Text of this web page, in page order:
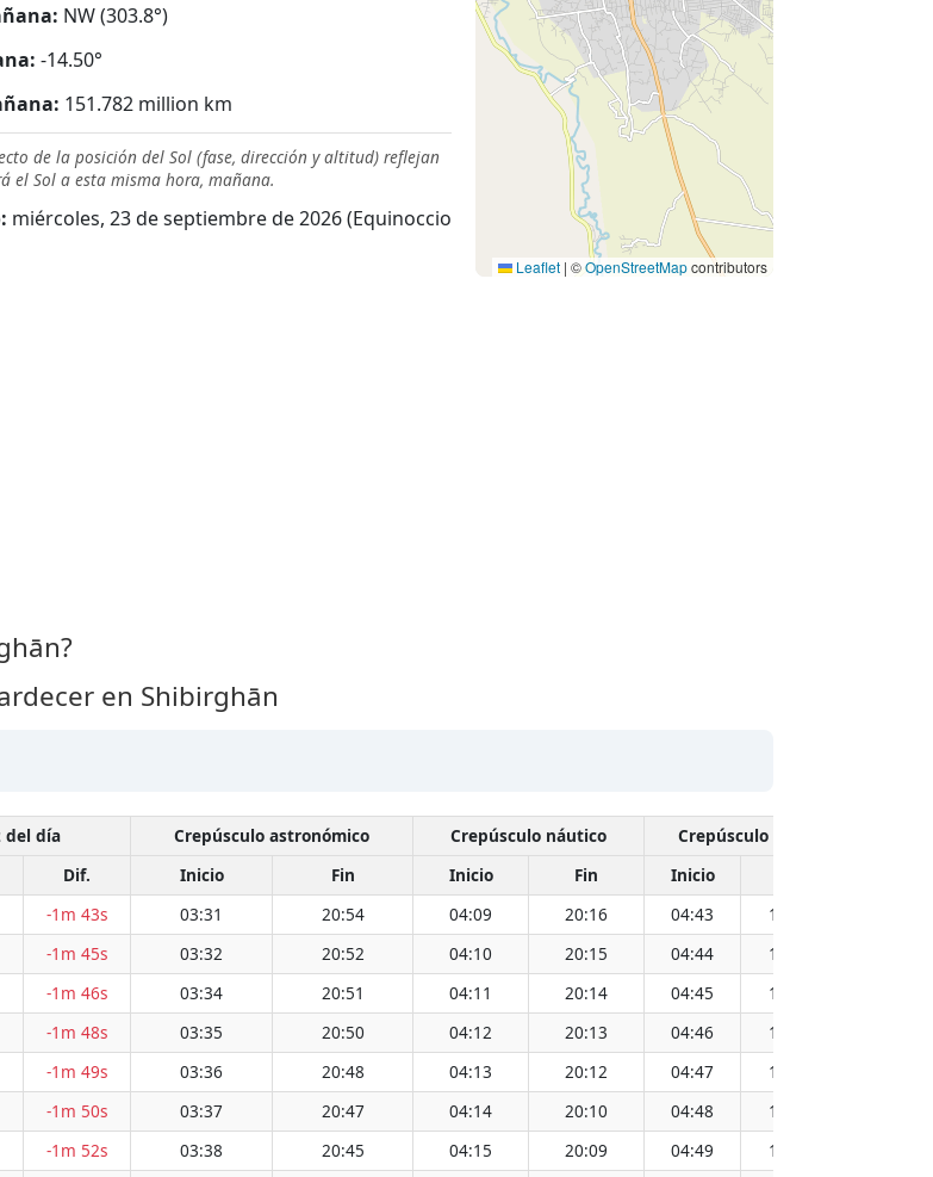
NW (303.8°)
-14.50°
151.782 million km
de la posición del Sol (fase, dirección y altitud) reflejan
el Sol a esta misma hora, mañana.
miércoles, 23 de septiembre de 2026 (Equinoccio
Leaflet | ©OpenStreetMapcontributors
en Shibirghān
del día Crepúsculo astronómico Crepúsculo náutico
Crepúsculo civil
Dif. Inicio Fin Inicio Fin Inicio
-1m 43s 03:31 20:54 04:09 20:16 04:43 19:42
-1m 45s 03:32 20:52 04:10 20:15 04:44 19:41
-1m 46s 03:34 20:51 04:11 20:14 04:45 19:40
-1m 48s 03:35 20:50 04:12 20:13 04:46 19:39
-1m 49s 03:36 20:48 04:13 20:12 04:47 19:38
-1m 50s 03:37 20:47 04:14 20:10 04:48 19:37
-1m 52s 03:38 20:45 04:15 20:09 04:49 19:35